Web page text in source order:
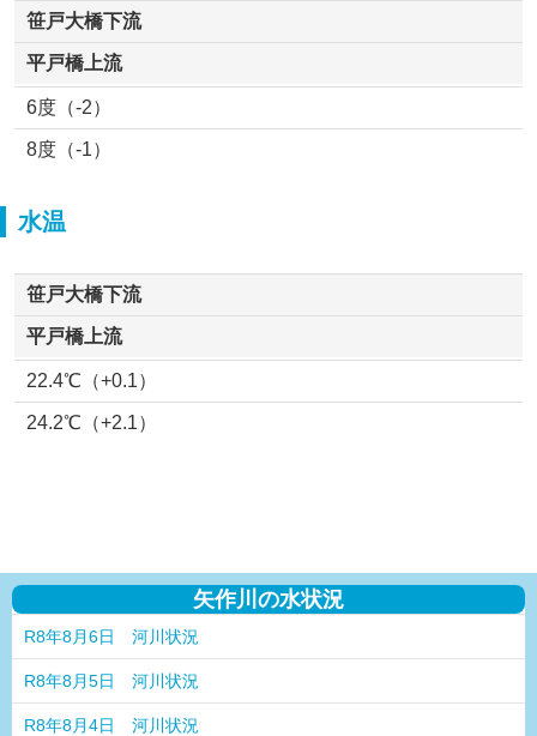
笹戸大橋下流
平戸橋上流
6度（-2）
8度（-1）
水温
笹戸大橋下流
平戸橋上流
22.4℃（+0.1）
24.2℃（+2.1）
矢作川の水状況
R8年8月6日 河川状況
R8年8月5日 河川状況
R8年8月4日 河川状況